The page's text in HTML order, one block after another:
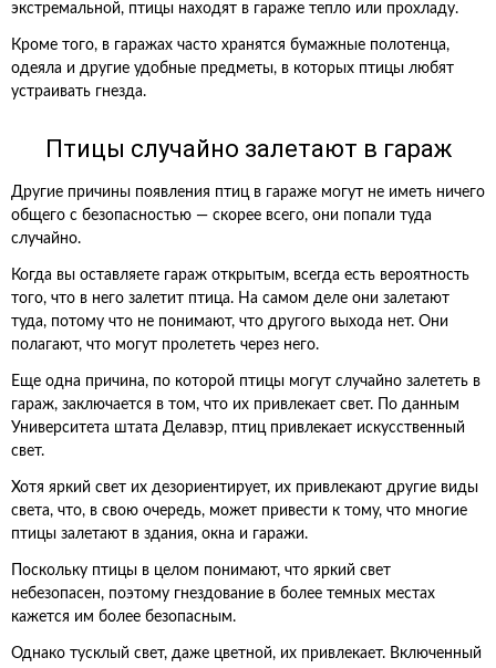
экстремальной, птицы находят в гараже тепло или прохладу.
Кроме того, в гаражах часто хранятся бумажные полотенца,
одеяла и другие удобные предметы, в которых птицы любят
устраивать гнезда.
Птицы случайно залетают в гараж
Другие причины появления птиц в гараже могут не иметь ничего
общего с безопасностью — скорее всего, они попали туда
случайно.
Когда вы оставляете гараж открытым, всегда есть вероятность
того, что в него залетит птица. На самом деле они залетают
туда, потому что не понимают, что другого выхода нет. Они
полагают, что могут пролететь через него.
Еще одна причина, по которой птицы могут случайно залететь в
гараж, заключается в том, что их привлекает свет. По данным
Университета штата Делавэр, птиц привлекает искусственный
свет.
Хотя яркий свет их дезориентирует, их привлекают другие виды
света, что, в свою очередь, может привести к тому, что многие
птицы залетают в здания, окна и гаражи.
Поскольку птицы в целом понимают, что яркий свет
небезопасен, поэтому гнездование в более темных местах
кажется им более безопасным.
Однако тусклый свет, даже цветной, их привлекает. Включенный